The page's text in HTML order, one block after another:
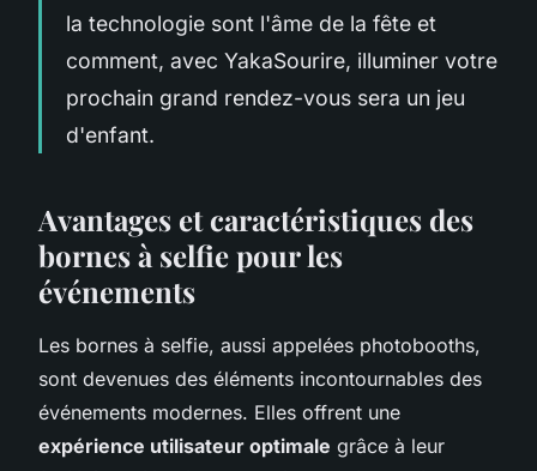
la technologie sont l'âme de la fête et
comment, avec YakaSourire, illuminer votre
prochain grand rendez-vous sera un jeu
d'enfant.
Avantages et caractéristiques des
bornes à selfie pour les
événements
Les bornes à selfie, aussi appelées photobooths,
sont devenues des éléments incontournables des
événements modernes. Elles offrent une
expérience utilisateur optimale grâce à leur